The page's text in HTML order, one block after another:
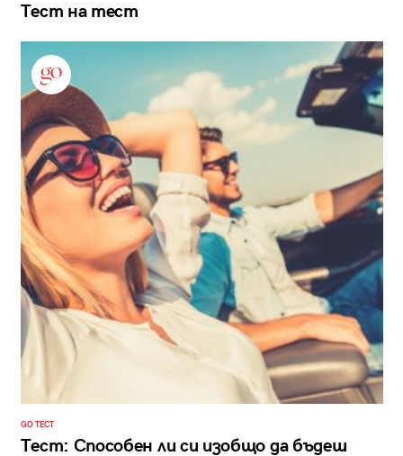
Тест на тест
GO ТЕСТ
Тест: Способен ли си изобщо да бъдеш